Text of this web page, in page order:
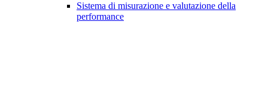
Sistema di misurazione e valutazione della
performance